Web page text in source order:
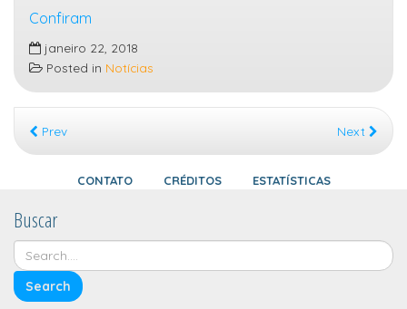
Confiram
janeiro 22, 2018
Posted in Notícias
Prev Next
CONTATO CRÉDITOS ESTATÍSTICAS
Buscar